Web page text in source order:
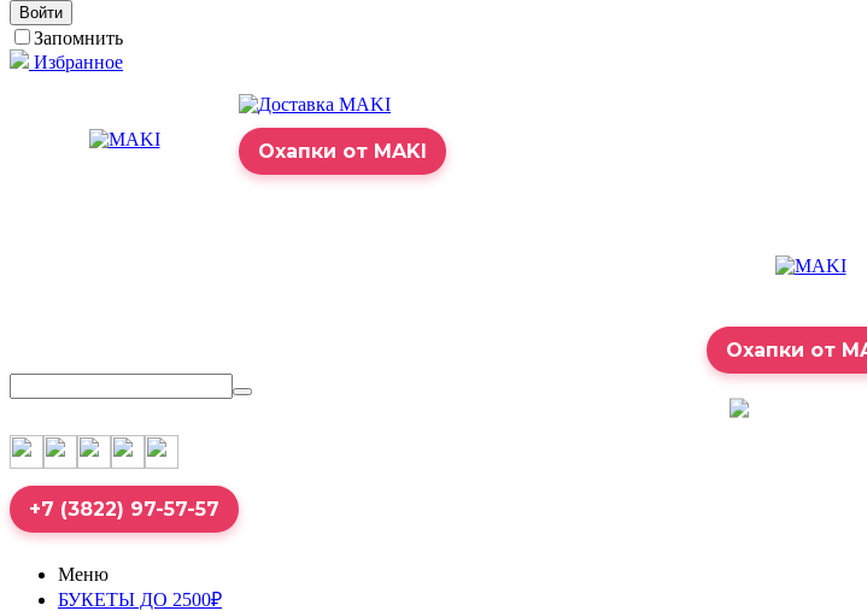
Войти
Запомнить
Избранное
Охапки от MAKI
Охапки от
+7 (3822) 97-57-57
Меню
БУКЕТЫ ДО 2500₽